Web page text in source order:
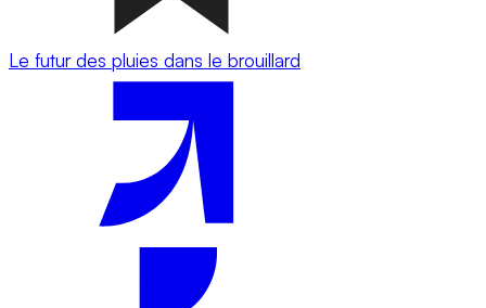
Le futur des pluies dans le brouillard